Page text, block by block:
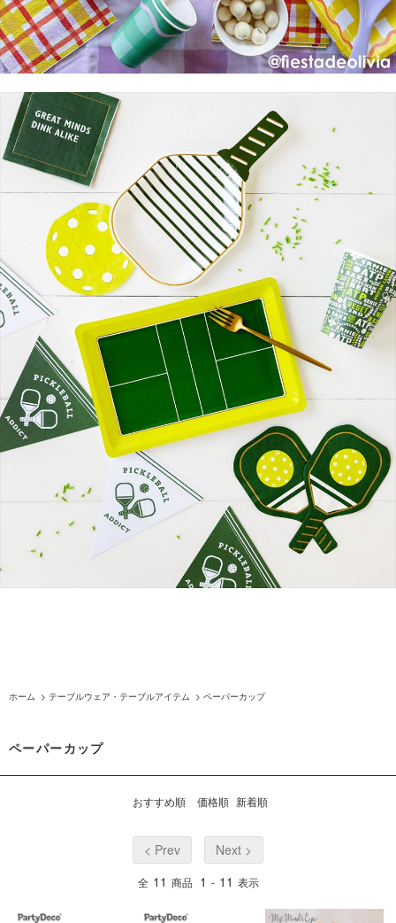
ホーム > テーブルウェア・テーブルアイテム > ペーパーカップ
ペーパーカップ
おすすめ順 価格順 新着順
< Prev Next >
全 11 商品 1 - 11 表示